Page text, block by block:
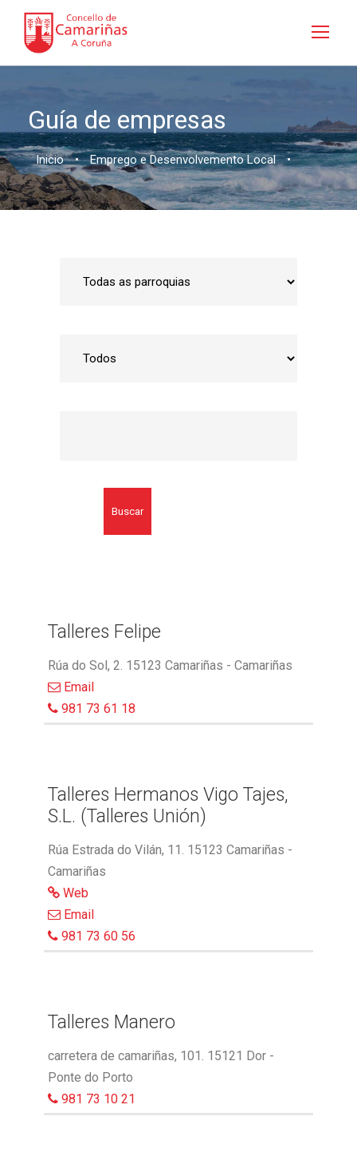
Guía de empresas
Inicio • Emprego e Desenvolvemento Local •
Buscar
Talleres Felipe
Rúa do Sol, 2. 15123 Camariñas - Camariñas
Email
981 73 61 18
Talleres Hermanos Vigo Tajes,
S.L. (Talleres Unión)
Rúa Estrada do Vilán, 11. 15123 Camariñas -
Camariñas
Web
Email
981 73 60 56
Talleres Manero
carretera de camariñas, 101. 15121 Dor -
Ponte do Porto
981 73 10 21